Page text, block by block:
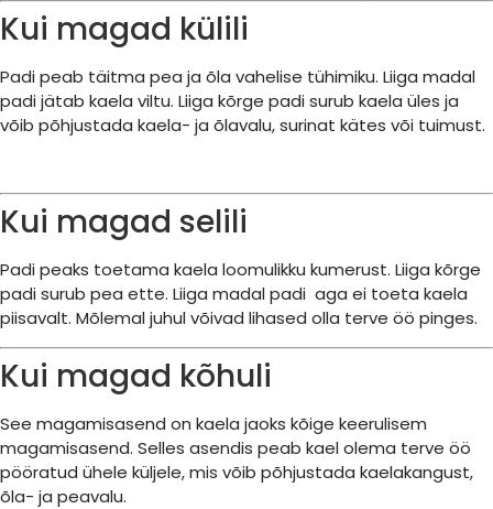
Kui magad külili
Padi peab täitma pea ja õla vahelise tühimiku. Liiga madal
padi jätab kaela viltu. Liiga kõrge padi surub kaela üles ja
võib põhjustada kaela- ja õlavalu, surinat kätes või tuimust.
Kui magad selili
Padi peaks toetama kaela loomulikku kumerust. Liiga kõrge
padi surub pea ette. Liiga madal padi aga ei toeta kaela
piisavalt. Mõlemal juhul võivad lihased olla terve öö pinges.
Kui magad kõhuli
See magamisasend on kaela jaoks kõige keerulisem
magamisasend. Selles asendis peab kael olema terve öö
pööratud ühele küljele, mis võib põhjustada kaelakangust,
õla- ja peavalu.